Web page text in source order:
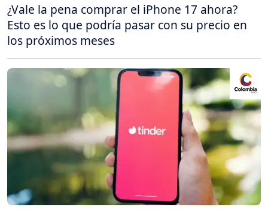
¿Vale la pena comprar el iPhone 17 ahora?
Esto es lo que podría pasar con su precio en
los próximos meses